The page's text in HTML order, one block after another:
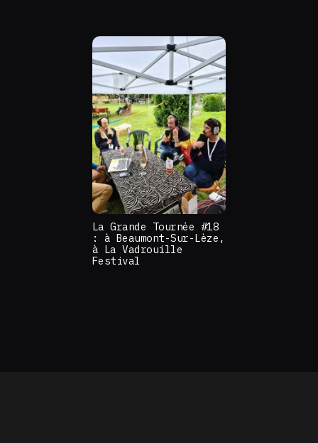
La Grande Tournée #18
: à Beaumont-Sur-Lèze,
à La Vadrouille
Festival